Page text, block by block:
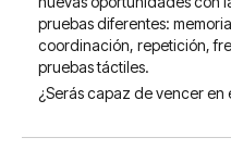
pruebas diferentes:
coordinación, repetición,
pruebas táctiles.
¿Serás capaz de vencer en